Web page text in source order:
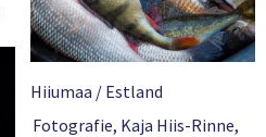
Hiiumaa / Estland
Fotografie, Kaja Hiis-Rinne,